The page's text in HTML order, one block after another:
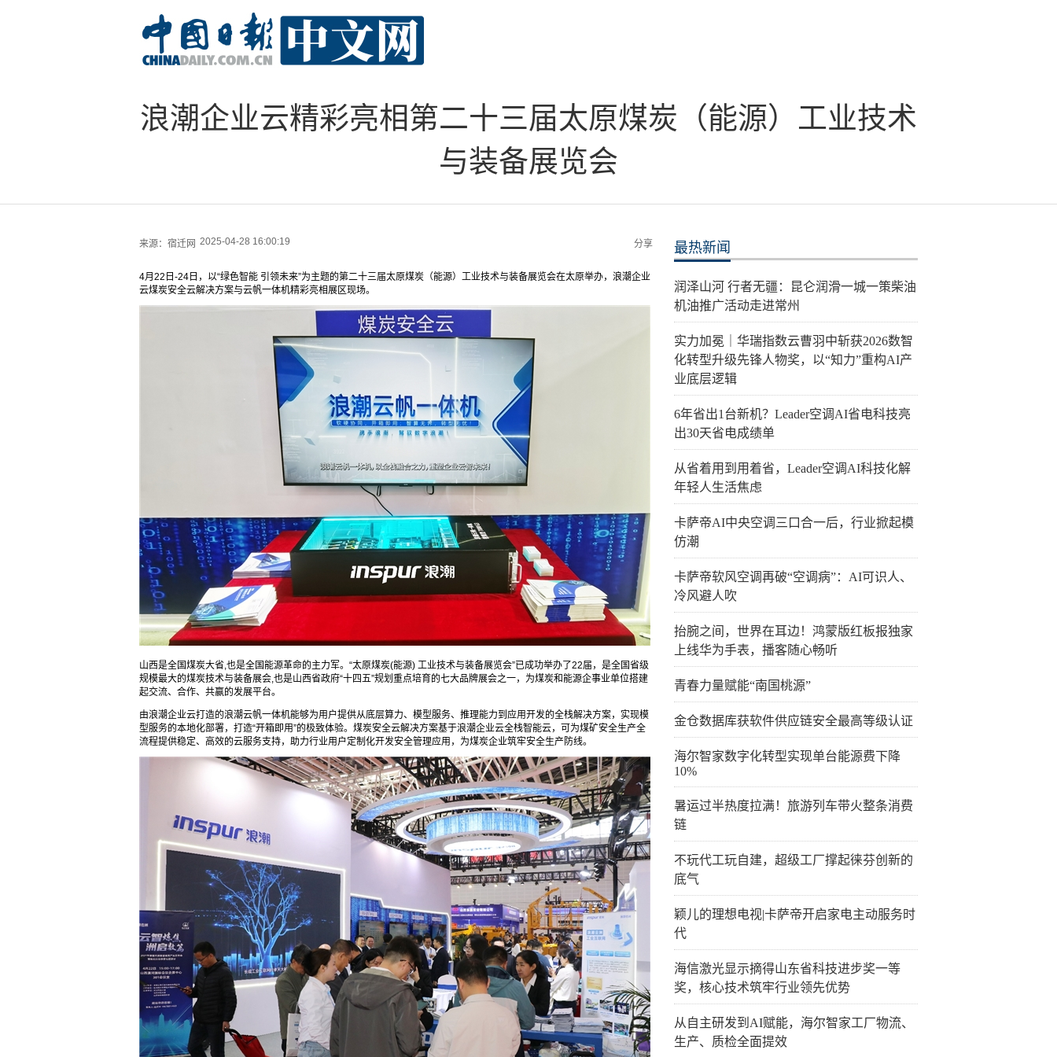
浪潮企业云精彩亮相第二十三届太原煤炭（能源）工业技术
与装备展览会
来源： 宿迁网 2025-04-28 16:00:19 分享
4月22日-24日，以“绿色智能 引领未来”为主题的第二十三届太原煤炭（能源）工业技术与装备展览会在太原举办，浪潮企业
云煤炭安全云解决方案与云帆一体机精彩亮相展区现场。
山西是全国煤炭大省,也是全国能源革命的主力军。“太原煤炭(能源) 工业技术与装备展览会”已成功举办了22届，是全国省级
规模最大的煤炭技术与装备展会,也是山西省政府“十四五”规划重点培育的七大品牌展会之一，为煤炭和能源企事业单位搭建
起交流、合作、共赢的发展平台。
由浪潮企业云打造的浪潮云帆一体机能够为用户提供从底层算力、模型服务、推理能力到应用开发的全栈解决方案，实现模
型服务的本地化部署，打造“开箱即用”的极致体验。煤炭安全云解决方案基于浪潮企业云全栈智能云，可为煤矿安全生产全
流程提供稳定、高效的云服务支持，助力行业用户定制化开发安全管理应用，为煤炭企业筑牢安全生产防线。
最热新闻
​润泽山河 行者无疆：昆仑润滑一城一策柴油
机油推广活动走进常州
实力加冕｜华瑞指数云曹羽中斩获2026数智
化转型升级先锋人物奖，以“知力”重构AI产
业底层逻辑
6年省出1台新机？Leader空调AI省电科技亮
出30天省电成绩单
从省着用到用着省，Leader空调AI科技化解
年轻人生活焦虑
卡萨帝AI中央空调三口合一后，行业掀起模
仿潮
卡萨帝软风空调再破“空调病”：AI可识人、
冷风避人吹
抬腕之间，世界在耳边！鸿蒙版红板报独家
上线华为手表，播客随心畅听
青春力量赋能“南国桃源”
金仓数据库获软件供应链安全最高等级认证
海尔智家数字化转型实现单台能源费下降
10%
暑运过半热度拉满！旅游列车带火整条消费
链
不玩代工玩自建，超级工厂撑起徕芬创新的
底气
颖儿的理想电视|卡萨帝开启家电主动服务时
代
海信激光显示摘得山东省科技进步奖一等
奖，核心技术筑牢行业领先优势
从自主研发到AI赋能，海尔智家工厂物流、
生产、质检全面提效